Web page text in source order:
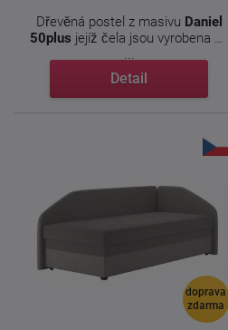
Dřevěná postel z masivu Daniel
50plus jejíž čela jsou vyrobena ze
...
Detail
doprava
zdarma